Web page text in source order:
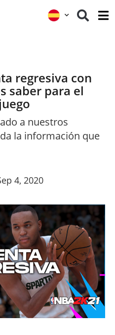
regresiva con
saber para el
a nuestros
la información que
4, 2020